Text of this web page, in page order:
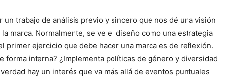
un trabajo de análisis previo y sincero que nos dé una visión
marca. Normalmente, se ve el diseño como una estrategia
primer ejercicio que debe hacer una marca es de reflexión.
forma interna? ¿Implementa políticas de género y diversidad
hay un interés que va más allá de eventos puntuales